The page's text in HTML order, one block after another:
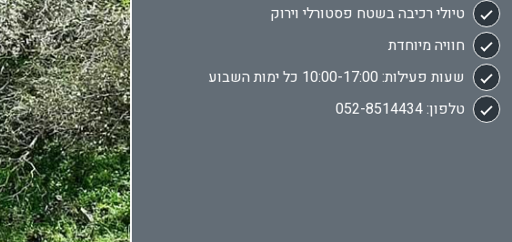
טיולי רכיבה בשטח פסטורלי וירוק
חוויה מיוחדת
שעות פעילות: 10:00-17:00 כל ימות השבוע
טלפון: 052-8514434